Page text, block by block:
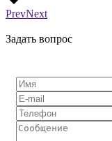
PrevNext
Задать вопрос